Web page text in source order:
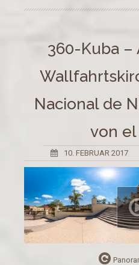
360-Kuba –
Nacional de
von
10. FEBRUAR 2017